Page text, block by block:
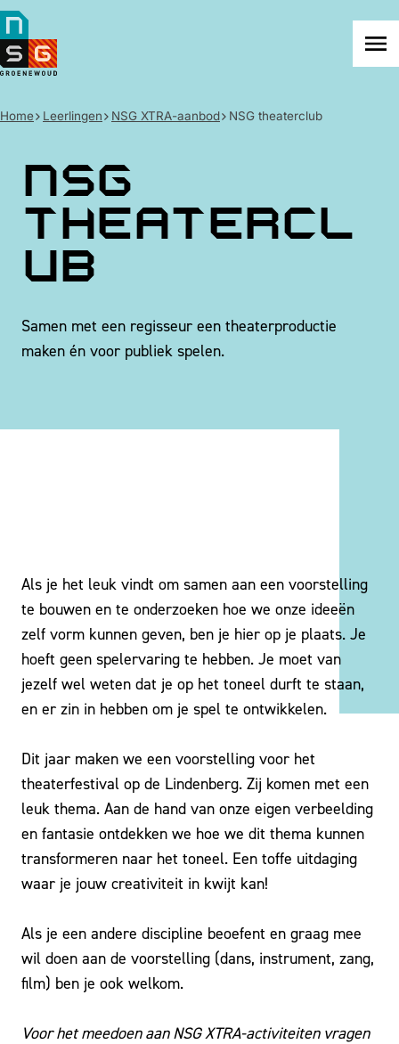
NSG
Groenewoud
Home Leerlingen NSG XTRA-aanbod NSG theaterclub
NSG
theatercl
ub
Samen met een regisseur een theaterproductie
maken én voor publiek spelen.
Als je het leuk vindt om samen aan een voorstelling
te bouwen en te onderzoeken hoe we onze ideeën
zelf vorm kunnen geven, ben je hier op je plaats. Je
hoeft geen spelervaring te hebben. Je moet van
jezelf wel weten dat je op het toneel durft te staan,
en er zin in hebben om je spel te ontwikkelen.
Dit jaar maken we een voorstelling voor het
theaterfestival op de Lindenberg. Zij komen met een
leuk thema. Aan de hand van onze eigen verbeelding
en fantasie ontdekken we hoe we dit thema kunnen
transformeren naar het toneel. Een toffe uitdaging
waar je jouw creativiteit in kwijt kan!
Als je een andere discipline beoefent en graag mee
wil doen aan de voorstelling (dans, instrument, zang,
film) ben je ook welkom.
Voor het meedoen aan NSG XTRA-activiteiten vragen